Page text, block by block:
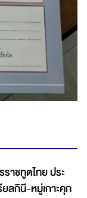
ราชทูตไทย ประ
ยลกินี-หมู่เกาะคุก